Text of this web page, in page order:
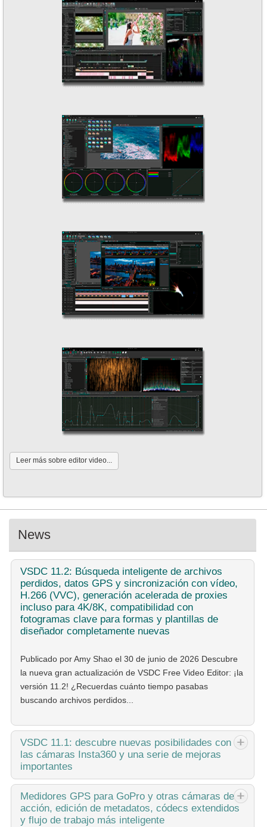
Leer más sobre editor video...
News
VSDC 11.2: Búsqueda inteligente de archivos
perdidos, datos GPS y sincronización con vídeo,
H.266 (VVC), generación acelerada de proxies
incluso para 4K/8K, compatibilidad con
fotogramas clave para formas y plantillas de
diseñador completamente nuevas
Publicado por Amy Shao el 30 de junio de 2026 Descubre
la nueva gran actualización de VSDC Free Video Editor: ¡la
versión 11.2! ¿Recuerdas cuánto tiempo pasabas
buscando archivos perdidos...
VSDC 11.1: descubre nuevas posibilidades con
las cámaras Insta360 y una serie de mejoras
importantes
Publicado por Amy Shao el 11 de marzo de 2026 ¿Cuál es
el mejor regalo para una persona creativa? Nuevas
posibilidades, por supuesto. Con la actualización 11.1, el
Medidores GPS para GoPro y otras cámaras de
acción, edición de metadatos, códecs extendidos
y flujo de trabajo más inteligente